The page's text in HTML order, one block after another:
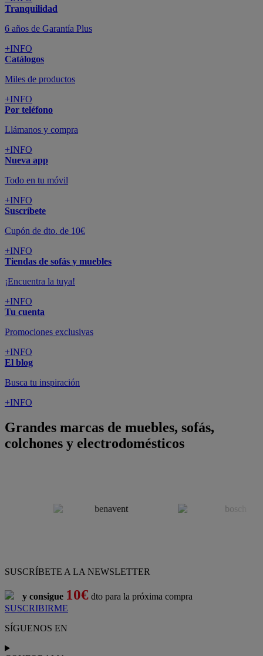
Todo en tu móvil
+INFO
Suscríbete
Cupón de dto. de 10€
+INFO
Tiendas de sofás y muebles
¡Encuentra la tuya!
+INFO
Tu cuenta
Promociones exclusivas
+INFO
El blog
Busca tu inspiración
+INFO
Grandes marcas de muebles, sofás,
colchones y electrodomésticos
SUSCRÍBETE A LA NEWSLETTER
y consigue10€dto para la próxima compra
SUSCRIBIRME
GUÍA DE COMPRA
¡Nueva app!
Conforama, tu tienda de muebles,
decoración y electrodomésticos